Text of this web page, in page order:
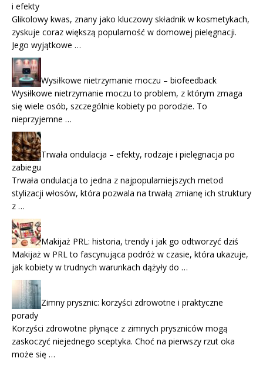
i efekty
Glikolowy kwas, znany jako kluczowy składnik w kosmetykach,
zyskuje coraz większą popularność w domowej pielęgnacji.
Jego wyjątkowe …
Wysiłkowe nietrzymanie moczu – biofeedback
Wysiłkowe nietrzymanie moczu to problem, z którym zmaga
się wiele osób, szczególnie kobiety po porodzie. To
nieprzyjemne …
Trwała ondulacja – efekty, rodzaje i pielęgnacja po
zabiegu
Trwała ondulacja to jedna z najpopularniejszych metod
stylizacji włosów, która pozwala na trwałą zmianę ich struktury
z …
Makijaż PRL: historia, trendy i jak go odtworzyć dziś
Makijaż w PRL to fascynująca podróż w czasie, która ukazuje,
jak kobiety w trudnych warunkach dążyły do …
Zimny prysznic: korzyści zdrowotne i praktyczne
porady
Korzyści zdrowotne płynące z zimnych pryszniców mogą
zaskoczyć niejednego sceptyka. Choć na pierwszy rzut oka
może się …